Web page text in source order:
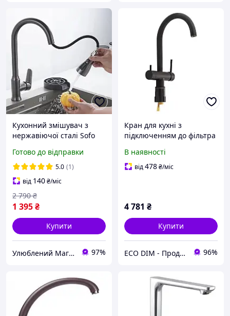
Кухонний змішувач з
нержавіючої сталі Sofo
Sus304_FL25
Готово до відправки
5.0 (1)
від 140₴/міс
1 395₴
2 790 ₴
Купити
Улюблений Магазин 97%
Кран для кухні з
підключенням до фільтра
латуні Kuchyne 92102UB
В наявності
від478₴/міс
4 781 ₴
Купити
ECO DIM - Продаж та встановлення кабельних систем обігріву під ключ 96%